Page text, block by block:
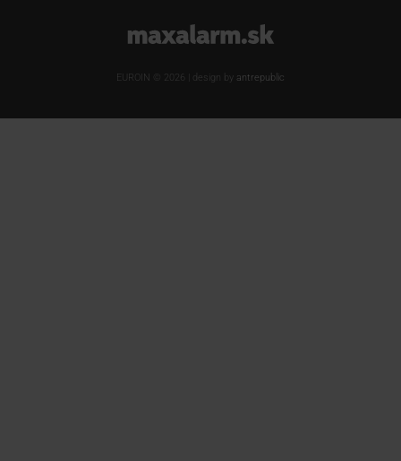
www.maxalarm.sk
EUROIN © 2026 | design by antrepublic